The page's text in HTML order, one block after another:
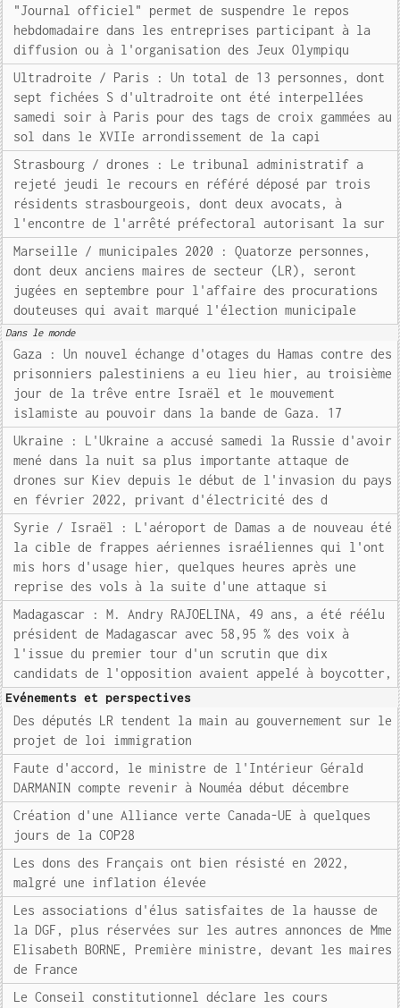
"Journal officiel" permet de suspendre le repos
hebdomadaire dans les entreprises participant à la
diffusion ou à l'organisation des Jeux Olympiqu
Ultradroite / Paris : Un total de 13 personnes, dont
sept fichées S d'ultradroite ont été interpellées
samedi soir à Paris pour des tags de croix gammées au
sol dans le XVIIe arrondissement de la capi
Strasbourg / drones : Le tribunal administratif a
rejeté jeudi le recours en référé déposé par trois
résidents strasbourgeois, dont deux avocats, à
l'encontre de l'arrêté préfectoral autorisant la sur
Marseille / municipales 2020 : Quatorze personnes,
dont deux anciens maires de secteur (LR), seront
jugées en septembre pour l'affaire des procurations
douteuses qui avait marqué l'élection municipale
Dans le monde
Gaza : Un nouvel échange d'otages du Hamas contre des
prisonniers palestiniens a eu lieu hier, au troisième
jour de la trêve entre Israël et le mouvement
islamiste au pouvoir dans la bande de Gaza. 17
Ukraine : L'Ukraine a accusé samedi la Russie d'avoir
mené dans la nuit sa plus importante attaque de
drones sur Kiev depuis le début de l'invasion du pays
en février 2022, privant d'électricité des d
Syrie / Israël : L'aéroport de Damas a de nouveau été
la cible de frappes aériennes israéliennes qui l'ont
mis hors d'usage hier, quelques heures après une
reprise des vols à la suite d'une attaque si
Madagascar : M. Andry RAJOELINA, 49 ans, a été réélu
président de Madagascar avec 58,95 % des voix à
l'issue du premier tour d'un scrutin que dix
candidats de l'opposition avaient appelé à boycotter,
Evénements et perspectives
Des députés LR tendent la main au gouvernement sur le
projet de loi immigration
Faute d'accord, le ministre de l'Intérieur Gérald
DARMANIN compte revenir à Nouméa début décembre
Création d'une Alliance verte Canada-UE à quelques
jours de la COP28
Les dons des Français ont bien résisté en 2022,
malgré une inflation élevée
Les associations d'élus satisfaites de la hausse de
la DGF, plus réservées sur les autres annonces de Mme
Elisabeth BORNE, Première ministre, devant les maires
de France
Le Conseil constitutionnel déclare les cours